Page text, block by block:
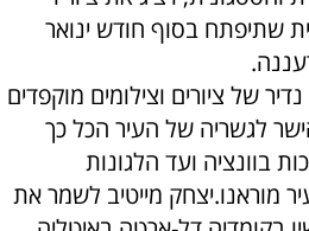
שתיפתח בסוף חודש ינואר
של ציורים וצילומים מוקפדים
לגשריה של העיר הכל כך
בוונציה ועד הלגונות
מוראנו.יצחק מייטיב לשמר את